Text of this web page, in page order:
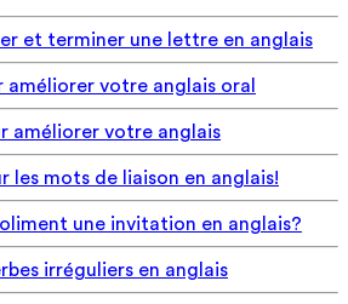
et terminer une lettre en anglais
améliorer votre anglais oral
améliorer votre anglais
les mots de liaison en anglais!
une invitation en anglais?
irréguliers en anglais